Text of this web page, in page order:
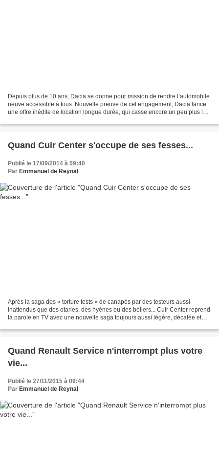
Depuis plus de 10 ans, Dacia se donne pour mission de rendre l’automobile
neuve accessible à tous. Nouvelle preuve de cet engagement, Dacia lance
une offre inédite de location longue durée, qui casse encore un peu plus les
Quand Cuir Center s'occupe de ses fesses...
Publié le 17/09/2014 à 09:40
Par Emmanuel de Reynal
Après la saga des « torture tests » de canapés par des testeurs aussi
inattendus que des otaries, des hyènes ou des béliers... Cuir Center reprend
la parole en TV avec une nouvelle saga toujours aussi légère, décalée et
Quand Renault Service n'interrompt plus votre
vie...
Publié le 27/11/2015 à 09:44
Par Emmanuel de Reynal